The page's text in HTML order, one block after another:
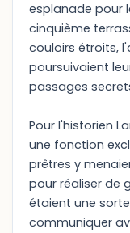
esplanade pour
cinquième
couloirs étroits,
poursuivaient
passages
Pour l'historien
une fonction
prêtres y
pour réaliser de
étaient une
communiquer